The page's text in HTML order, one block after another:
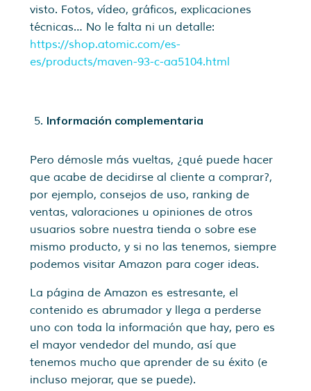
visto. Fotos, vídeo, gráficos, explicaciones
técnicas… No le falta ni un detalle:
https://shop.atomic.com/es-
es/products/maven-93-c-aa5104.html
Información complementaria
Pero démosle más vueltas, ¿qué puede hacer
que acabe de decidirse al cliente a comprar?,
por ejemplo, consejos de uso, ranking de
ventas, valoraciones u opiniones de otros
usuarios sobre nuestra tienda o sobre ese
mismo producto, y si no las tenemos, siempre
podemos visitar Amazon para coger ideas.
La página de Amazon es estresante, el
contenido es abrumador y llega a perderse
uno con toda la información que hay, pero es
el mayor vendedor del mundo, así que
tenemos mucho que aprender de su éxito (e
incluso mejorar, que se puede).